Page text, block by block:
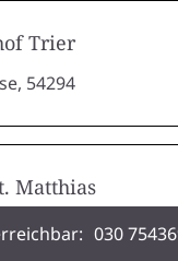
Trier
54294
Matthias
23, 54290 030